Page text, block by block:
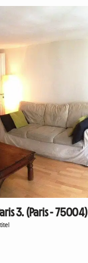
3. (Paris - 75004)